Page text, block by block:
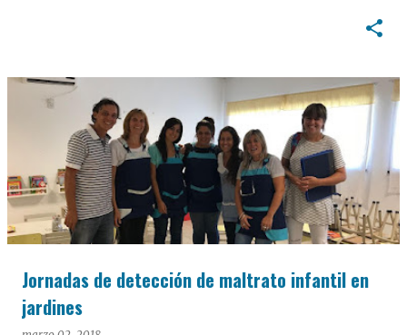
Jornadas de detección de maltrato infantil en
jardines